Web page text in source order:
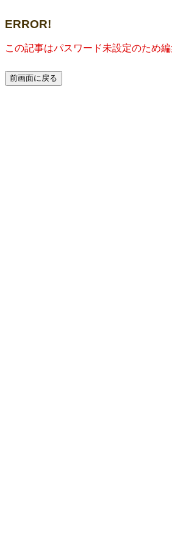
ERROR!
この記事はパスワード未設定のため